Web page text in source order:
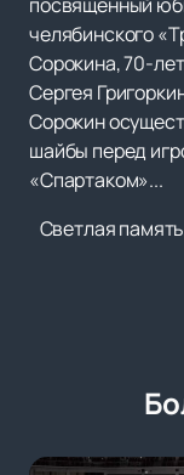
челябинского
Сорокина, 70-
Сергея
Сорокин
шайбы перед
«Спартаком»...
Светлая